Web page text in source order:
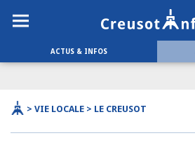
ACTUS & INFOS
> VIE LOCALE > LE CREUSOT